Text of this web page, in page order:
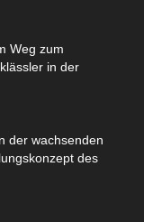
Weg zum
in der
der wachsenden
des